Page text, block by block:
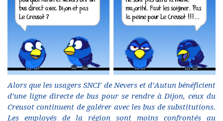
Alors que les usagers SNCF de Nevers et d’Autun bénéficient
d’une ligne directe de bus pour se rendre à Dijon, ceux du
Creusot continuent de galérer avec les bus de substitutions.
Les employés de la région sont moins confrontés au